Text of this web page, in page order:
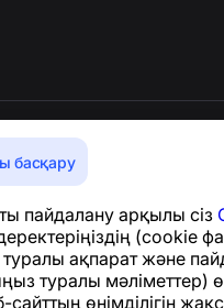
басқару
пайдалану арқылы сіз
(cookie
туралы ақпарат және
туралы мәліметтер)
өнімділігін
Жоба